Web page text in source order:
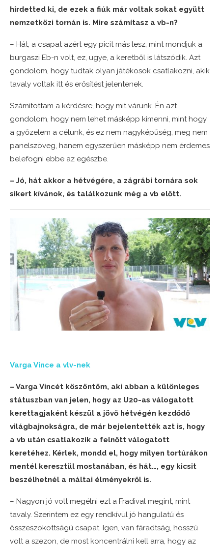
hirdetted ki, de ezek a fiúk már voltak sokat együtt
nemzetközi tornán is. Mire számítasz a vb-n?
– Hát, a csapat azért egy picit más lesz, mint mondjuk a
burgaszi Eb-n volt, ez, ugye, a keretből is látszódik. Azt
gondolom, hogy tudtak olyan játékosok csatlakozni, akik
tavaly voltak itt és erősítést jelentenek.
Számítottam a kérdésre, hogy mit várunk. Én azt
gondolom, hogy nem lehet másképp kimenni, mint hogy
a győzelem a célunk, és ez nem nagyképűség, meg nem
panelszöveg, hanem egyszerűen másképp nem érdemes
belefogni ebbe az egészbe.
– Jó, hát akkor a hétvégére, a zágrábi tornára sok
sikert kívánok, és találkozunk még a vb előtt.
Varga Vince a vlv-nek
– Varga Vincét köszöntöm, aki abban a különleges
státuszban van jelen, hogy az U20-as válogatott
kerettagjaként készül a jövő hétvégén kezdődő
világbajnokságra, de már bejelentették azt is, hogy
a vb után csatlakozik a felnőtt válogatott
keretéhez. Kérlek, mondd el, hogy milyen tortúrákon
mentél keresztül mostanában, és hát…, egy kicsit
beszélhetnél a máltai élményekről is.
– Nagyon jó volt megélni ezt a Fradival megint, mint
tavaly. Szerintem ez egy rendkívül jó hangulatú és
összeszokottságú csapat. Igen, van fáradtság, hosszú
volt a szezon, de most koncentrálni kell arra, hogy az